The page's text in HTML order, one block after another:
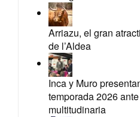
Arriazu, el gran
de l’Aldea
Inca y Muro
temporada 2026
multitudinaria